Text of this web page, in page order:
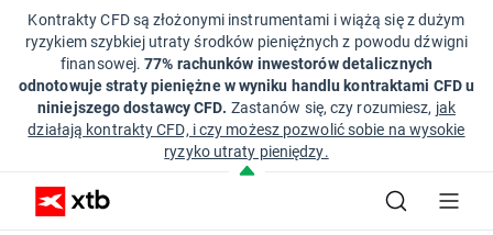
Kontrakty CFD są złożonymi instrumentami i wiążą się z dużym
ryzykiem szybkiej utraty środków pieniężnych z powodu dźwigni
finansowej.77% rachunków inwestorów detalicznych
odnotowuje straty pieniężne w wyniku handlu kontraktami CFD u
niniejszego dostawcy CFD. Zastanów się, czy rozumiesz, jak
działają kontrakty CFD, i czy możesz pozwolić sobie na wysokie
ryzyko utraty pieniędzy.